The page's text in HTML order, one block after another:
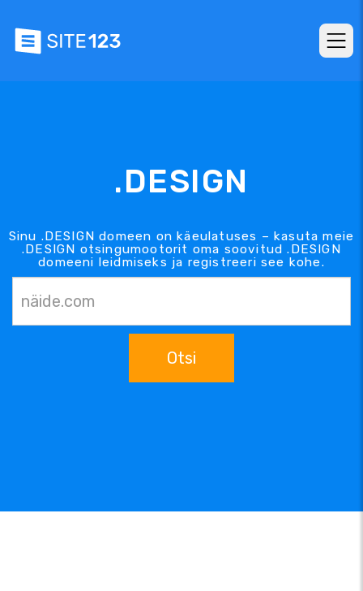
.DESIGN
Sinu .DESIGN domeen on käeulatuses – kasuta meie
.DESIGN otsingumootorit oma soovitud .DESIGN
domeeni leidmiseks ja registreeri see kohe.
Otsi